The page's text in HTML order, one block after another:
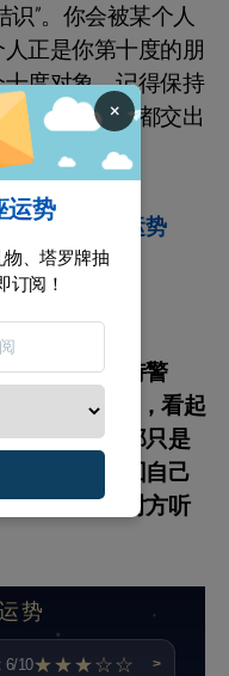
识”。你会被某个人
正是你第十度的朋
度对象，记得保持
把所有底牌都交出
的八月星座运势
谱的想法保持警
场的“偏话”，看起
很多时候，那只是
把球重新握回自己
与逻辑，让对方听
势
6/10★★★☆☆ >
×
运势
、塔罗牌抽
订阅！